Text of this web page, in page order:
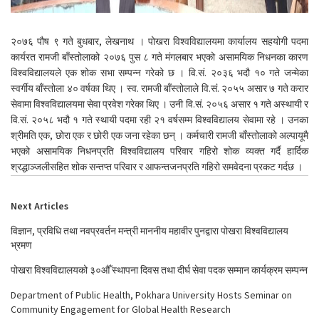
२०७६ पौष ९ गते बुधबार, लेखनाथ । पोखरा विश्वविद्यालयमा कार्यालय सहयोगी पदमा
कार्यरत रामजी बाँस्तोलाको २०७६ पुस ८ गते मंगलबार भएको असामयिक निधनका कारण
विश्वविद्यालयले एक शोक सभा सम्पन्न गरेको छ । वि.सं. २०३६ भदौ १० गते जन्मेका
स्वर्गीय बाँस्तोला ४० वर्षका थिए । स्व. रामजी बाँस्तोलाले वि.सं. २०५५ असार ७ गते करार
सेवामा विश्वविद्यालयमा सेवा प्रवेश गरेका थिए । उनी वि.सं. २०५६ असार १ गते अस्थायी र
वि.सं. २०५८ भदौ १ गते स्थायी पदमा रही २१ वर्षसम्म विश्वविद्यालय सेवामा रहे । उनका
श्रीमति एक, छोरा एक र छोरी एक जना रहेका छन् । कर्मचारी रामजी बाँस्तोलाको अल्पायूमै
भएको असामयिक निधनप्रति विश्वविद्यालय परिवार गहिरो शोक व्यक्त गर्दै हार्दिक
श्रद्धाञ्जलीसहित शोक सन्तप्त परिवार र आफन्तजनप्रति गहिरो समवेदना प्रकट गर्दछ ।
Next Articles
विज्ञान, प्रविधि तथा नवप्रवर्तन मन्त्री माननीय महावीर पुनद्वारा पोखरा विश्वविद्यालय
भ्रमण
पोखरा विश्वविद्यालयको ३०औँ स्थापना दिवस तथा दीर्घ सेवा पदक सम्मान कार्यक्रम सम्पन्न
Department of Public Health, Pokhara University Hosts Seminar on
Community Engagement for Global Health Research